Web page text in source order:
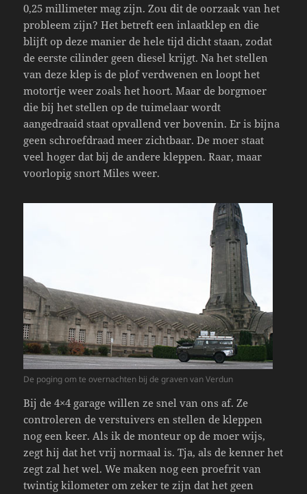
0,25 millimeter mag zijn. Zou dit de oorzaak van het
probleem zijn? Het betreft een inlaatklep en die
blijft op deze manier de hele tijd dicht staan, zodat
de eerste cilinder geen diesel krijgt. Na het stellen
van deze klep is de plof verdwenen en loopt het
motortje weer zoals het hoort. Maar de borgmoer
die bij het stellen op de tuimelaar wordt
aangedraaid staat opvallend ver bovenin. Er is bijna
geen schroefdraad meer zichtbaar. De moer staat
veel hoger dat bij de andere kleppen. Raar, maar
voorlopig snort Miles weer.
De poging om te overnachten bij de graven van Verdun
Bij de 4×4 garage willen ze snel van ons af. Ze
controleren de verstuivers en stellen de kleppen
nog een keer. Als ik de monteur op de moer wijs,
zegt hij dat het vrij normaal is. Tja, als de kenner het
zegt zal het wel. We maken nog een proefrit van
twintig kilometer om zeker te zijn dat het geen